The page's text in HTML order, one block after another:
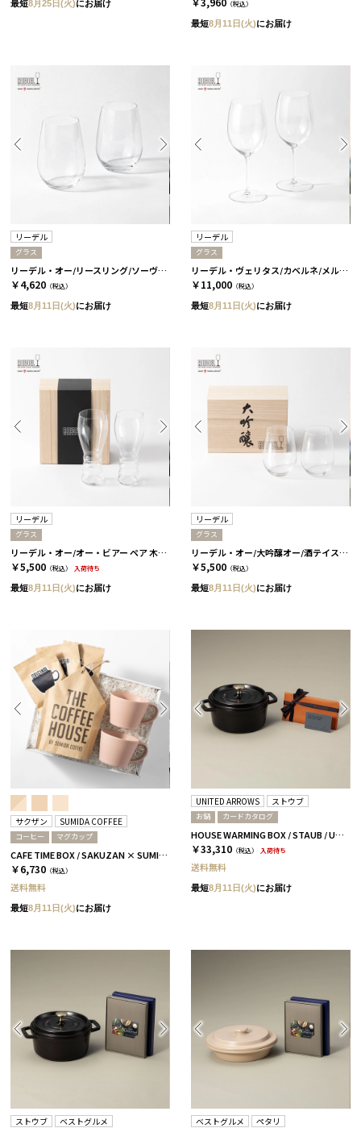
最短8月25日(火)にお届け （税込）
最短8月11日(火)にお届け
リーデル
グラス
リーデル・オー/リースリング/ソーヴィニヨン・ブラン 2個セット［リーデル］
￥4,620 （税込）
最短8月11日(火)にお届け
リーデル
グラス
リーデル・ヴェリタス/カベルネ/メルロ 2個セット［リーデル］
￥11,000 （税込）
最短8月11日(火)にお届け
リーデル
グラス
リーデル・オー/オー・ビアー ペア 木箱入り［リーデル］
￥5,500 （税込） 入荷待ち
最短8月11日(火)にお届け
リーデル
グラス
リーデル・オー/大吟醸オー/酒テイスター ペア 木箱入り［リーデル］
￥5,500 （税込）
最短8月11日(火)にお届け
サクザン SUMIDA COFFEE
コーヒー マグカップ
CAFE TIME BOX / SAKUZAN × SUMIDA COFFEE / コーラルベージュ
￥6,730 （税込）
送料無料
最短8月11日(火)にお届け
UNITED ARROWS ストウブ
お鍋 カードカタログ
HOUSE WARMING BOX / STAUB / UNITED ARROWS TPコース BLACK
￥33,310 （税込） 入荷待ち
送料無料
最短8月11日(火)にお届け
ストウブ ベストグルメ ベストグルメ ペタリ